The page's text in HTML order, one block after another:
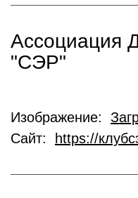
Ассоциация
"СЭР"
Изображение:
Сайт:
https://